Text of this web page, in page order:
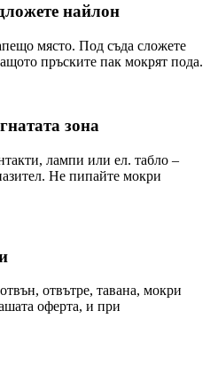
найлон
място. Под съда сложете
пръските пак мокрят пода.
зона
лампи или ел. табло –
Не пипайте мокри
отвътре, тавана, мокри
оферта, и при